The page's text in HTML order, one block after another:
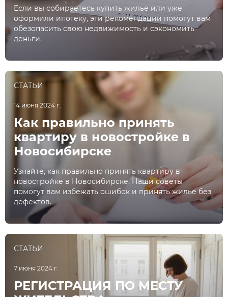
Если вы собираетесь купить жилье или уже
оформили ипотеку, эти рекомендации помогут вам
обезопасить свою недвижимость и сэкономить
деньги.
СТАТЬИ
14 июня 2024 г.
Как правильно принять
квартиру в новостройке в
Новосибирске
Узнайте, как правильно принять квартиру в
новостройке в Новосибирске. Наши советы
помогут вам избежать ошибок и принять жилье без
дефектов.
СТАТЬИ
7 июня 2024 г.
РЕГИСТРАЦИЯ ПО МЕСТУ